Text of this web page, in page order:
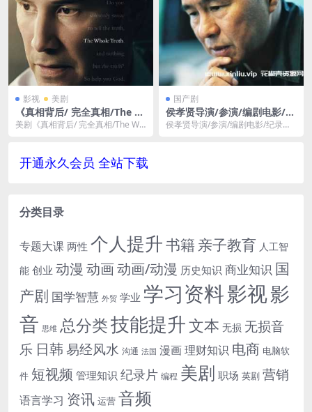
影视 美剧
《真相背后/ 完全真相/The W
hole Truth》1080P高清蓝光
美剧《真相背后/ 完全真相/The Wh
国产剧
侯孝贤导演/参演/编剧电影/纪
录片36部[MKV/MP4/TS/RM
侯孝贤导演/参演/编剧电影/纪录片3
开通永久会员 全站下载
分类目录
专题大课 两性 个人提升书籍 亲子教育 人工智
能 创业 动漫 动画动画/动漫 历史知识 商业知识 国
产剧 国学智慧 外贸 学业 学习资料影视影
音 思维 总分类技能提升文本 无损 无损音
乐 日韩易经风水 沟通 法国 漫画理财知识 电商 电脑软
件 短视频 管理知识 纪录片 编程 美剧 职场 英剧 营销
语言学习 资讯 运营 音频